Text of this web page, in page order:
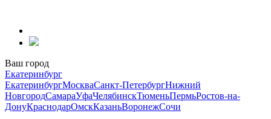
содержанию
Ваш город
Екатеринбург
ЕкатеринбургМоскваСанкт-ПетербургНижний
НовгородСамараУфаЧелябинскТюменьПермьРостов-на-
ДонуКраснодарОмскКазаньВоронежСочи